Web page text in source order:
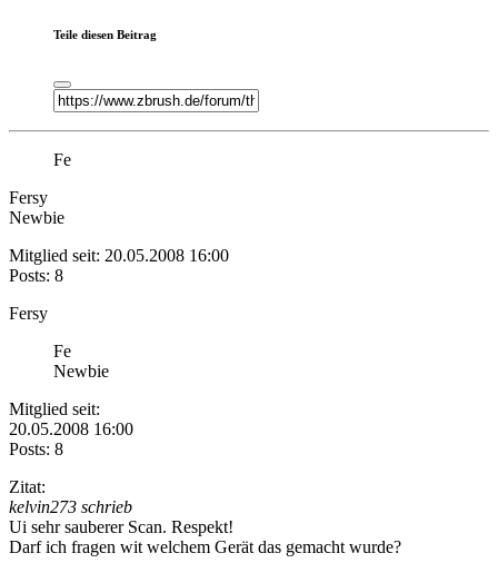
Teile diesen Beitrag
Fe
Fersy
Newbie
Mitglied seit: 20.05.2008 16:00
Posts: 8
Fersy
Fe
Newbie
Mitglied seit:
20.05.2008 16:00
Posts: 8
Zitat:
kelvin273 schrieb
Ui sehr sauberer Scan. Respekt!
Darf ich fragen wit welchem Gerät das gemacht wurde?